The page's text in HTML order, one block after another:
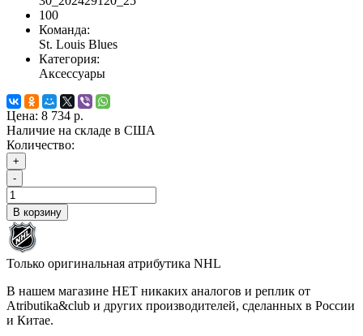
100
Команда:
St. Louis Blues
Категория:
Аксессуары
Цена: 8 734 р.
Наличие на складе в США
Количество:
+
-
В корзину
Только оригинальная атрибутика NHL
В нашем магазине НЕТ никаких аналогов и реплик от
Atributika&club и других производителей, сделанных в России
и Китае.